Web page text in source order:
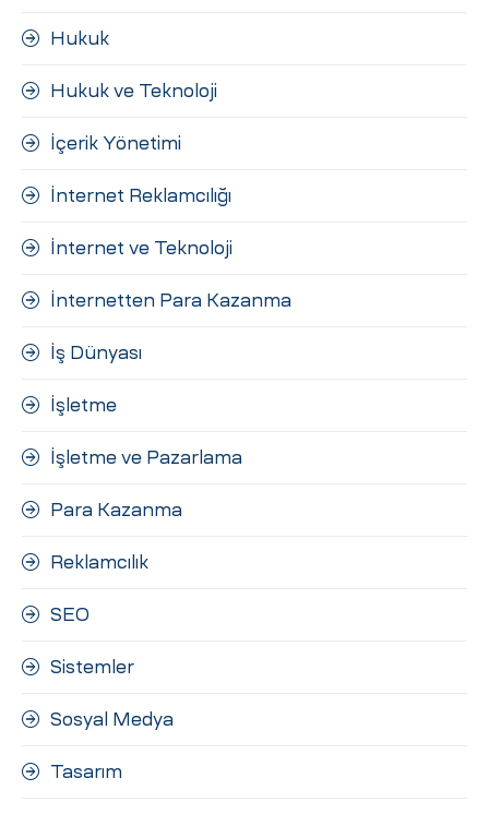
Hukuk
Hukuk ve Teknoloji
İçerik Yönetimi
İnternet Reklamcılığı
İnternet ve Teknoloji
İnternetten Para Kazanma
İş Dünyası
İşletme
İşletme ve Pazarlama
Para Kazanma
Reklamcılık
SEO
Sistemler
Sosyal Medya
Tasarım